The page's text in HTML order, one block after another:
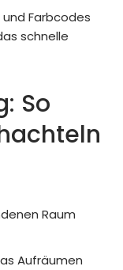
Farbcodes
schnelle
So
Raum
Aufräumen